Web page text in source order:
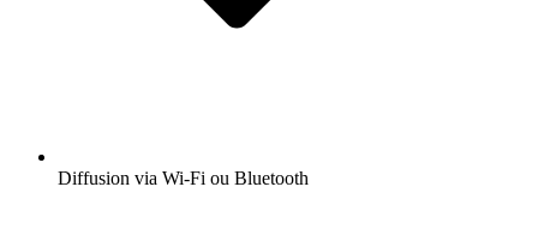
Diffusion via Wi-Fi ou Bluetooth